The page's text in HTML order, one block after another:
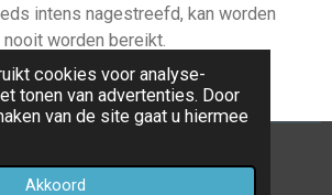
cookies voor analyse-
tonen van advertenties. Door
van de site gaat u hiermee
Akkoord
intens nagestreefd, kan worden
nooit worden bereikt.